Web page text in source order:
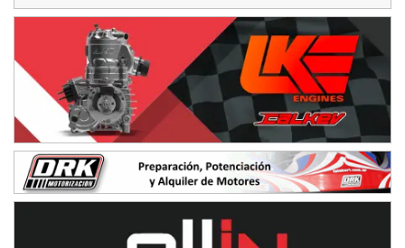
NORESTE SANTAFESINO - F6
Ciudad de Avellaneda (Asfalto)
Avellaneda (Santa Fe)
SUR SANTAFESINO - F4
José Samuel Sánchez (Tierra)
Rufino (Santa Fe)
TUCUMANO - F5
Juan Navarro (Asfalto)
El Timbó (Tucumán)